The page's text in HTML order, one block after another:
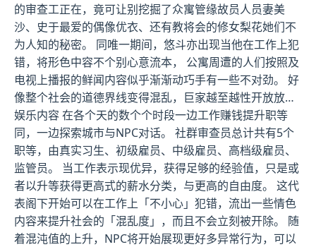
的审查工正在，竟可让别挖掘了众寓管缘故员人员妻美
沙、史于最爱的偶像优衣、还有教将会的修女梨花她们不
为人知的秘密。 同唯一期间，悠斗亦出现当他在工作上犯
错，将形色中容不个别心意流本， 公寓周遭的人们按照及
电视上播报的鲜闻内容似乎渐渐动巧手有一些不对劲。 好
像整个社会的道德界线变得混乱，巨家越至越性开放放…
娱乐内容 在各个天的数个个时段一边工作赚钱提升职等
同，一边探索城市与NPC对话。 社群审查员总计共有5个
职等，由真实习生、初级雇员、中级雇员、高档级雇员、
监管员。 当工作表示现优异，获得足够的经验值，只是或
者以升等获得更高式的薪水分类，与更高的自由度。 这代
表阁下开始可以在工作上「不小心」犯错，流出一些情色
内容来提升社会的「混乱度」，而且不会立刻被开除。 随
着混沌值的上升，NPC将开始展现更好多异常行为，可以